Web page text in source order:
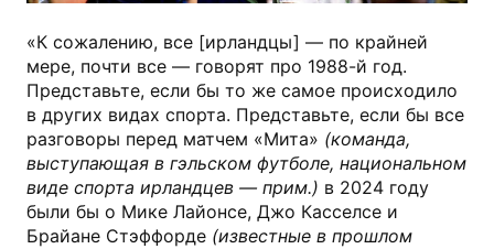
«К сожалению, все [ирландцы] — по крайней
мере, почти все — говорят про 1988-й год.
Представьте, если бы то же самое происходило
в других видах спорта. Представьте, если бы все
разговоры перед матчем «Мита» (команда,
выступающая в гэльском футболе, национальном
виде спорта ирландцев — прим.) в 2024 году
были бы о Мике Лайонсе, Джо Касселсе и
Брайане Стэффорде (известные в прошлом